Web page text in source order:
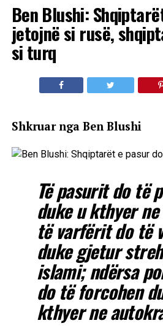
Ben Blushi:
jetojnë si rusë,
si turq
Shkruar nga Ben Blushi
Të pasurit do të
duke u kthyer
të varfërit do të
duke gjetur
islami; ndërsa
do të forcohen
kthyer ne